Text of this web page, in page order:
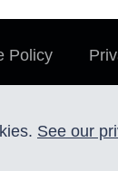
Policy
See our